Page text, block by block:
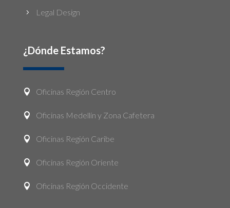
5 Legal Design
¿Dónde Estamos?
 Oficinas Región Centro
 Oficinas Medellín y Zona Cafetera
 Oficinas Región Caribe
 Oficinas Región Oriente
 Oficinas Región Occidente